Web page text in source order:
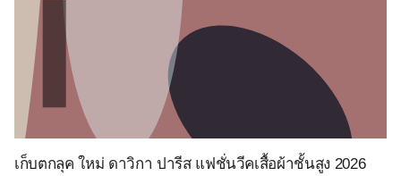
เก็บตกลุค ใหม่ ดาวิกา ปารีส แฟชั่นวีคเสื้อผ้าชั้นสูง 2026